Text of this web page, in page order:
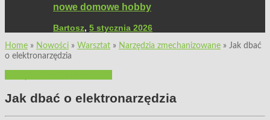
nowe domowe hobby
Bartosz, 5 stycznia 2026
Home » Nowości » Warsztat » Narzędzia zmechanizowane » Jak dbać
o elektronarzędzia
Jak dbać o elektronarzędzia